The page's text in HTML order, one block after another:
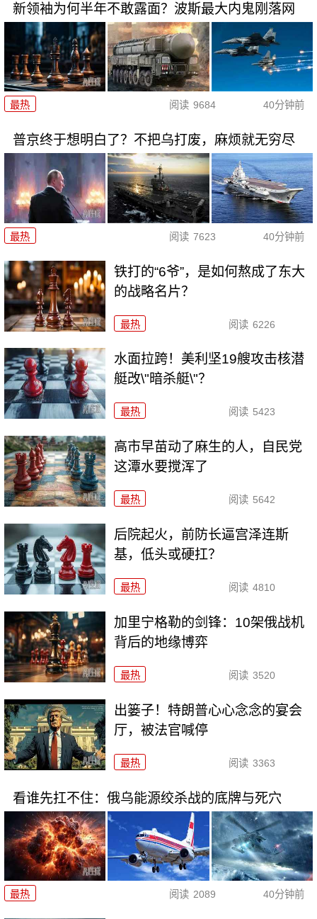
新领袖为何半年不敢露面？波斯最大内鬼刚落网
最热 阅读 9684 40分钟前
普京终于想明白了？不把乌打废，麻烦就无穷尽
最热 阅读 7623 40分钟前
铁打的“6爷”，是如何熬成了东大
的战略名片？
最热 阅读 6226
水面拉跨！美利坚19艘攻击核潜
艇改\"暗杀艇\"？
最热 阅读 5423
高市早苗动了麻生的人，自民党
这潭水要搅浑了
最热 阅读 5642
后院起火，前防长逼宫泽连斯
基，低头或硬扛？
最热 阅读 4810
加里宁格勒的剑锋：10架俄战机
背后的地缘博弈
最热 阅读 3520
出篓子！特朗普心心念念的宴会
厅，被法官喊停
最热 阅读 3363
看谁先扛不住：俄乌能源绞杀战的底牌与死穴
最热 阅读 2089 40分钟前